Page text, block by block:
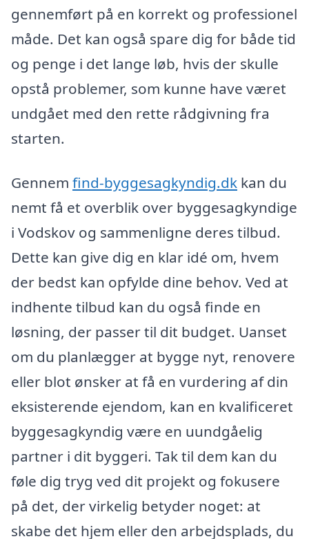
gennemført på en korrekt og professionel
måde. Det kan også spare dig for både tid
og penge i det lange løb, hvis der skulle
opstå problemer, som kunne have været
undgået med den rette rådgivning fra
starten.
Gennem find-byggesagkyndig.dk kan du
nemt få et overblik over byggesagkyndige
i Vodskov og sammenligne deres tilbud.
Dette kan give dig en klar idé om, hvem
der bedst kan opfylde dine behov. Ved at
indhente tilbud kan du også finde en
løsning, der passer til dit budget. Uanset
om du planlægger at bygge nyt, renovere
eller blot ønsker at få en vurdering af din
eksisterende ejendom, kan en kvalificeret
byggesagkyndig være en uundgåelig
partner i dit byggeri. Tak til dem kan du
føle dig tryg ved dit projekt og fokusere
på det, der virkelig betyder noget: at
skabe det hjem eller den arbejdsplads, du